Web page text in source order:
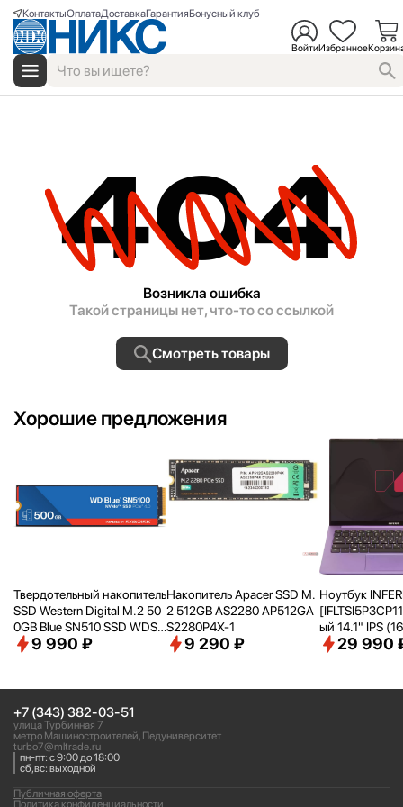
КонтактыОплатаДоставкаГарантияБонусный клуб
ВойтиИзбранное
404
Возникла ошибка
Такой страницы нет, что-то со ссылкой
Смотреть товары
Хорошие предложения
Твердотельный накопитель
SSD Western Digital M.2 50
0GB Blue SN510 SSD WDS5
00G5B0E PCIe NVMe 4.0 x
9 990 ₽
Накопитель Apacer SSD M.
2 512GB AS2280 AP512GA
S2280P4X-1
9 290 ₽
Ноутбук
ый 14.1" IPS
200 WUXGA/
ooth/Win 11Pro
29 990
+7 (343) 382-03-51
улица Турбинная 7
метро Машиностроителей, Педуниверситет
turbo7@mltrade.ru
пн-пт: с 9:00 до 18:00
сб,вс: выходной
Политика конфиденциальности
Публичная оферта